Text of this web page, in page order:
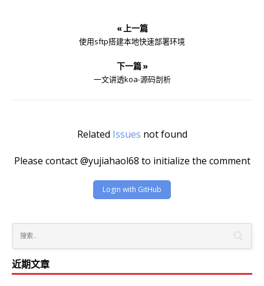
« 上一篇
使用sftp搭建本地快速部署环境
下一篇 »
一文讲透koa-源码剖析
Related Issues not found
Please contact @yujiahaol68 to initialize the comment
Login with GitHub
近期文章